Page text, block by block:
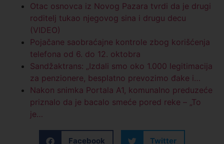
Otac osnovca iz Novog Pazara tvrdi da je drugi
roditelj tukao njegovog sina i drugu decu
(VIDEO)
Pojačane saobraćajne kontrole zbog korišćenja
telefona od 6. do 12. oktobra
Sandžaktrans: „Izdali smo oko 1.000 legitimacija
za penzionere, besplatno prevozimo đake i…
Nakon snimka Portala A1, komunalno preduzeće
priznalo da je bacalo smeće pored reke – „To
je…
Facebook Twitter